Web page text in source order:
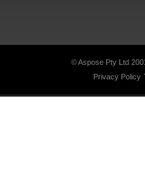
© Aspose Pty Ltd
Privacy Policy